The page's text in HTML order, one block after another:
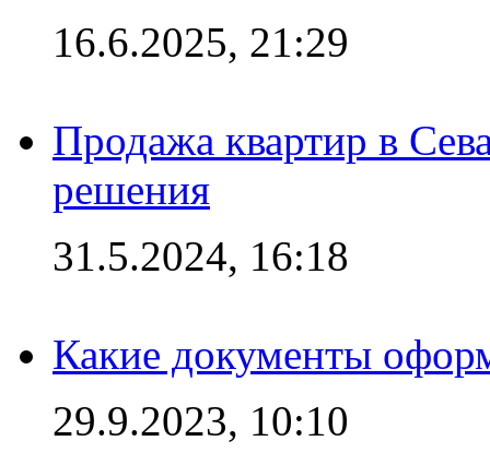
16.6.2025, 21:29
Продажа квартир в
решения
31.5.2024, 16:18
Какие документы
29.9.2023, 10:10